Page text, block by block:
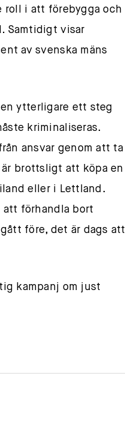
roll i att förebygga och
Samtidigt visar
av svenska mäns
ytterligare ett steg
kriminaliseras.
ansvar genom att ta
brottsligt att köpa en
eller i Lettland.
att förhandla bort
före, det är dags att
kampanj om just